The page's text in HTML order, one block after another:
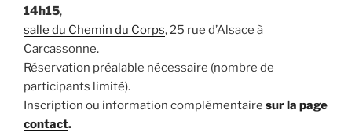
14h15,
salle du Chemin du Corps, 25 rue d’Alsace à
Carcassonne.
Réservation préalable nécessaire (nombre de
participants limité).
Inscription ou information complémentaire sur la page
contact.